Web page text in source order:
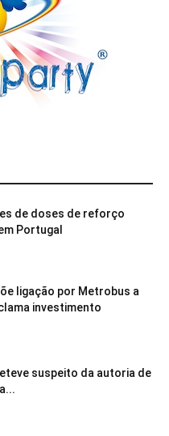
de doses de reforço
Portugal
ligação por Metrobus a
investimento
suspeito da autoria de